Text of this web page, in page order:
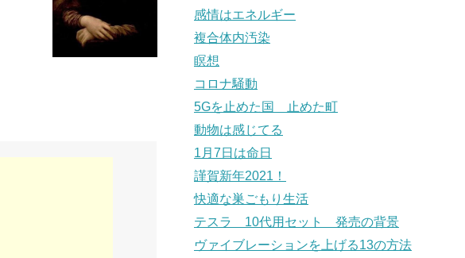
感情はエネルギー
複合体内汚染
瞑想
コロナ騒動
5Gを止めた国 止めた町
動物は感じてる
1月7日は命日
謹賀新年2021！
快適な巣ごもり生活
テスラ 10代用セット 発売の背景
ヴァイブレーションを上げる13の方法